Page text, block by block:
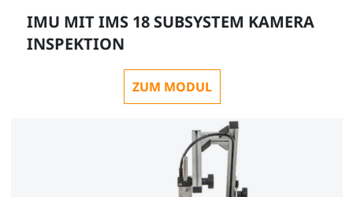
IMU MIT IMS 18 SUBSYSTEM KAMERA
INSPEKTION
ZUM MODUL